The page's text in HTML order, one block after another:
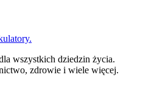
wszystkich dziedzin życia.
zdrowie i wiele więcej.